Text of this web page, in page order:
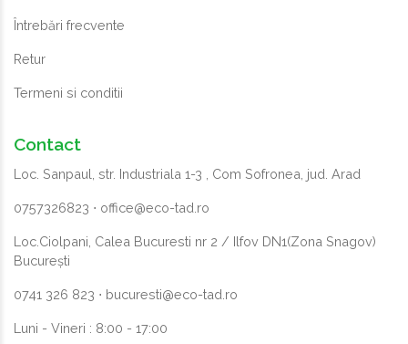
Întrebări frecvente
Retur
Termeni si conditii
Contact
Loc. Sanpaul, str. Industriala 1-3 , Com Sofronea, jud. Arad
0757326823 ⋅ office@eco-tad.ro
Loc.Ciolpani, Calea Bucuresti nr 2 / Ilfov DN1(Zona Snagov)
București
0741 326 823 ⋅ bucuresti@eco-tad.ro
Luni - Vineri : 8:00 - 17:00